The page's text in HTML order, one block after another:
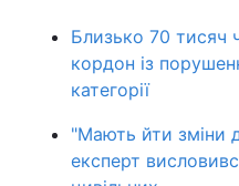
Близько 70 тисяч
кордон із
категорії
"Мають йти зміни
експерт